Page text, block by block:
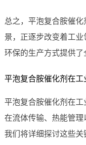
总之，平泡复合胺催
景，正逐步改变着工业
环保的生产方式提供了
平泡复合胺催化剂在工
平泡复合胺催化剂在
在流体传输、热能管
我们将详细探讨这些